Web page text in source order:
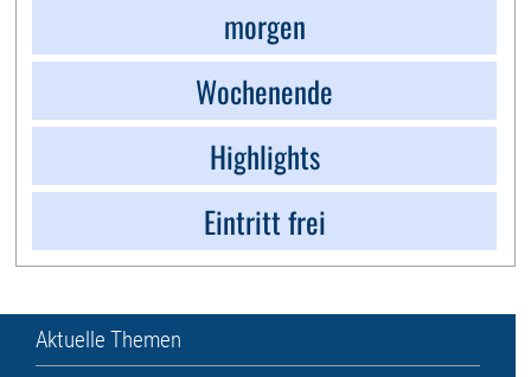
morgen
Wochenende
Highlights
Eintritt frei
Aktuelle Themen